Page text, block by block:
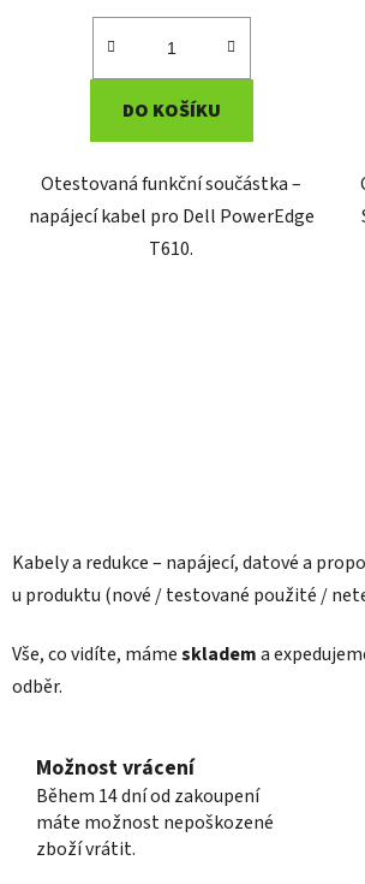
DO KOŠÍKU
Otestovaná funkční součástka –
napájecí kabel pro Dell PowerEdge
T610.
Kabely a redukce – napájecí, datové a
u produktu (nové / testované použité /
Vše, co vidíte, mámeskladema
odběr.
Možnost vrácení
Během 14 dní od zakoupení
máte možnost nepoškozené
zboží vrátit.